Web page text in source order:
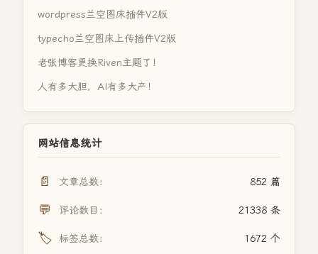
wordpress兰空图床插件V2版
typecho兰空图床上传插件V2版
老张博客更换Riven主题了！
人有多大胆，AI有多大产！
网站信息统计
📄 文章总数： 852 篇
💬 评论数目： 21338 条
🏷️ 标签总数： 1672 个